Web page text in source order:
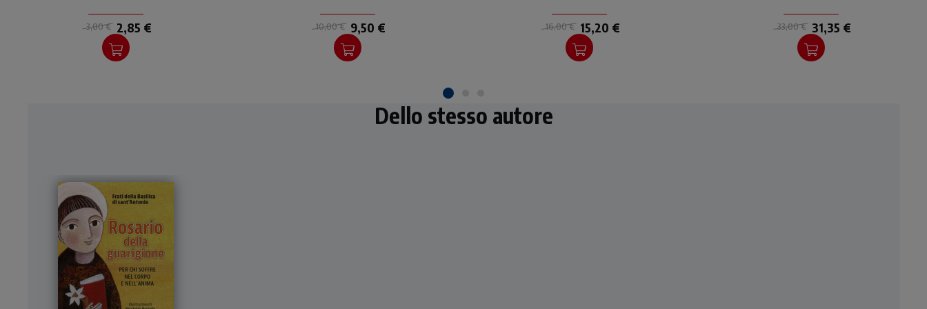
3,00 € 2,85 € 10,00 € 9,50 € 16,00 € 15,20 € 33,00 € 31,35 €
Dello stesso autore